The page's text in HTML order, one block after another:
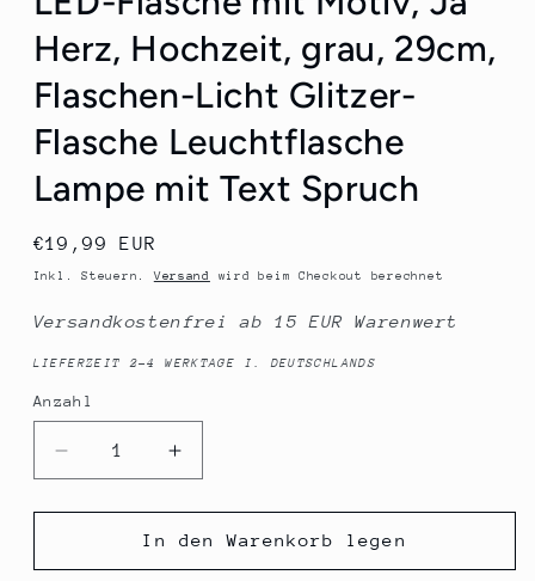
Herz, Hochzeit, grau, 29cm,
Flaschen-Licht Glitzer-
Flasche Leuchtflasche
Lampe mit Text Spruch
Normaler
Preis
€19,99 EUR
Inkl. Steuern.Versand wird beim Checkout berechnet
Versandkostenfrei ab 15 EUR Warenwert
LIEFERZEIT 2-4 WERKTAGE I. DEUTSCHLANDS
Anzahl
Anzahl
Verringere
die
Menge
LED-
Erhöhe
die
Menge
für
LED-
In den Warenkorb legen